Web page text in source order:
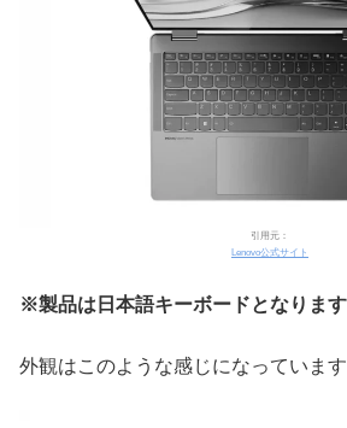
引用元：
Lenovo公式サイト
※製品は日本語キーボードとなります
外観はこのような感じになっています